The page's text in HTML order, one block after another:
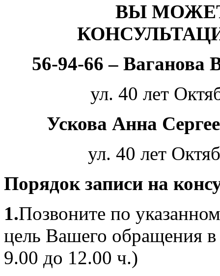
ВЫ
56-94-66 – Ваганова
ул. 40 лет
Ускова Анна
ул. 40 лет
Порядок записи на
1.Позвоните по
цель Вашего обращения
9.00 до 12.00 ч.)